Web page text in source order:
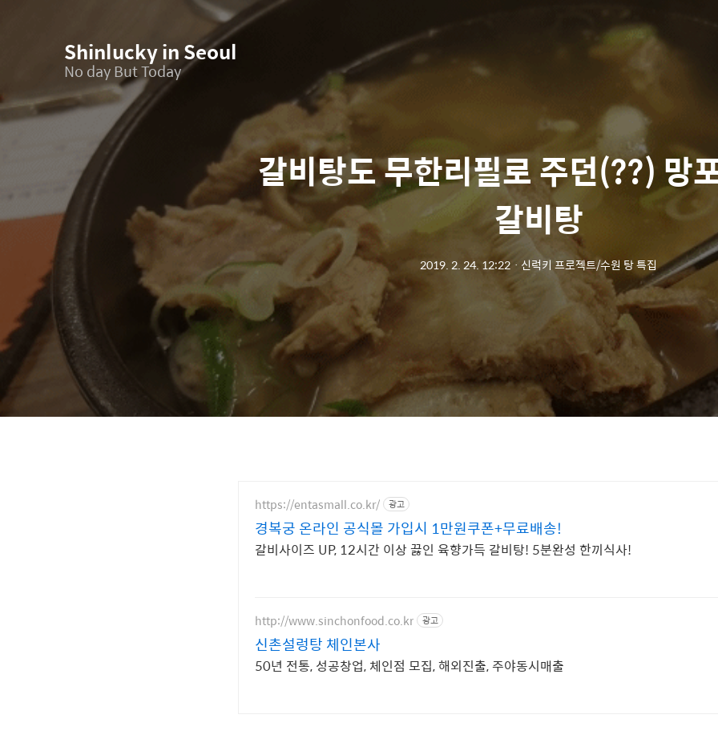
Shinlucky in Seoul
No day But Today
갈비탕도 무한리필로 주던(??) 망
갈비탕
2019. 2. 24. 12:22 ㆍ 신럭키 프로젝트/수원 탕 특집
https://entasmall.co.kr/ 광고
경복궁 온라인 공식몰 가입시 1만원쿠폰+무료배송!
갈비사이즈 UP, 12시간 이상 끓인 육향가득 갈비탕! 5분완성 한끼식사!
http://www.sinchonfood.co.kr 광고
신촌설렁탕 체인본사
50년 전통, 성공창업, 체인점 모집, 해외진출, 주야동시매출